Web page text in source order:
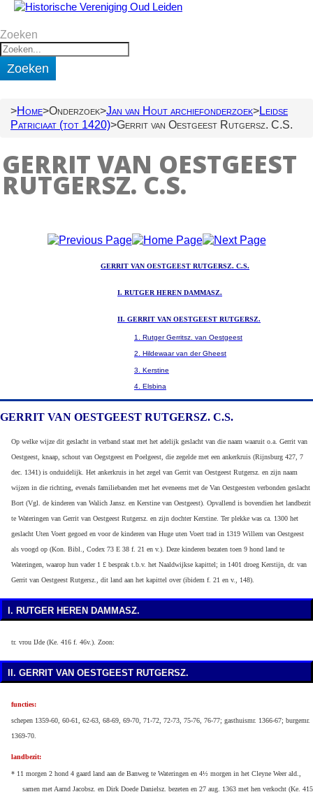
Zoeken
Zoeken
Home Onderzoek Jan van Hout archiefonderzoek
Leidse
Patriciaat (tot 1420) Gerrit van Oestgeest Rutgersz. C.S.
GERRIT VAN OESTGEEST
RUTGERSZ. C.S.
GERRIT VAN OESTGEEST RUTGERSZ. C.S.
I. RUTGER HEREN DAMMASZ.
II. GERRIT VAN OESTGEEST RUTGERSZ.
1. Rutger Gerritsz. van Oestgeest
2. Hildewaar van der Gheest
3. Kerstine
4. Elsbina
GERRIT VAN OESTGEEST RUTGERSZ. C.S.
Op welke wijze dit geslacht in verband staat met het adelijk geslacht van die naam waaruit o.a. Gerrit van
Oestgeest, knaap, schout van Oegstgeest en Poelgeest, die zegelde met een ankerkruis (Rijnsburg 427, 7
dec. 1341) is onduidelijk. Het ankerkruis in het zegel van Gerrit van Oestgeest Rutgersz. en zijn naam
wijzen in die richting, evenals familiebanden met het eveneens met de Van Oestgeesten verbonden geslacht
Bort (Vgl. de kinderen van Walich Jansz. en Kerstine van Oestgeest). Opvallend is bovendien het landbezit
te Wateringen van Gerrit van Oestgeest Rutgersz. en zijn dochter Kerstine. Ter plekke was ca. 1300 het
geslacht Uten Voert gegoed en voor de kinderen van Huge uten Voert trad in 1319 Willem van Oestgeest
als voogd op (Kon. Bibl., Codex 73 E 38 f. 21 en v.). Deze kinderen bezaten toen 9 hond land te
Wateringen, waarop hun vader 1 £ besprak t.b.v. het Naaldwijkse kapittel; in 1401 droeg Kerstijn, dr. van
Gerrit van Oestgeest Rutgersz., dit land aan het kapittel over (ibidem f. 21 en v., 148).
I. RUTGER HEREN DAMMASZ.
tr. vrou IJde (Ke. 416 f. 46v.). Zoon:
II. GERRIT VAN OESTGEEST RUTGERSZ.
functies:
schepen 1359-60, 60-61, 62-63, 68-69, 69-70, 71-72, 72-73, 75-76, 76-77; gasthuismr. 1366-67; burgemr.
1369-70.
landbezit:
* 11 morgen 2 hond 4 gaard land aan de Banweg te Wateringen en 4½ morgen in het Cleyne Weer ald.,
samen met Aarnd Jacobsz. en Dirk Doede Danielsz. bezeten en 27 aug. 1363 met hen verkocht (Ke. 415